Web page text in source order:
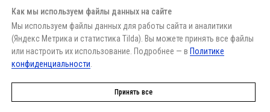
Как мы используем файлы данных на сайте
Мы используем файлы данных для работы сайта и аналитики
(Яндекс Метрика и статистика Tilda). Вы можете принять все файлы
или настроить их использование. Подробнее — в Политике
конфиденциальности
Принять все
Пользовательское соглашение
Публичная оферта
Доставка, возврат, обмен